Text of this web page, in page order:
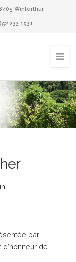
Winterthur
233 1531
par
de